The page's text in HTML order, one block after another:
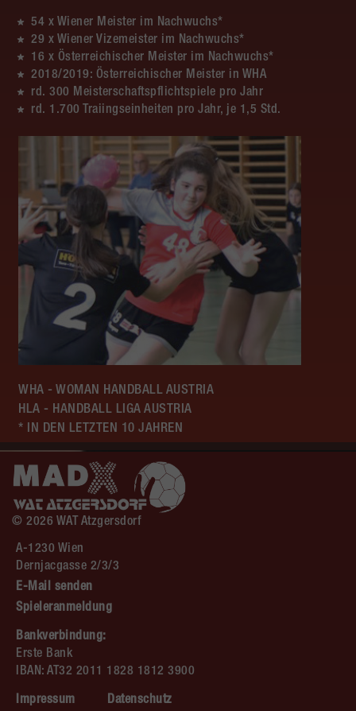
54 x Wiener Meister im Nachwuchs*
29 x Wiener Vizemeister im Nachwuchs*
16 x Österreichischer Meister im Nachwuchs*
2018/2019: Österreichischer Meister in WHA
rd. 300 Meisterschaftspflichtspiele pro Jahr
rd. 1.700 Traiingseinheiten pro Jahr, je 1,5 Std.
WHA - WOMAN HANDBALL AUSTRIA
HLA - HANDBALL LIGA AUSTRIA
* IN DEN LETZTEN 10 JAHREN
© 2026 WAT Atzgersdorf
A-1230 Wien
Dernjacgasse 2/3/3
E-Mail senden
Spieleranmeldung
Bankverbindung:
Erste Bank
IBAN: AT32 2011 1828 1812 3900
Impressum Datenschutz